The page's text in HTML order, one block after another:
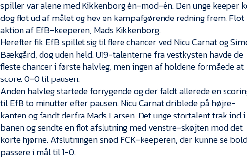
spiller var alene med Kikkenborg én-mod-én. Den unge keeper
dog flot ud af målet og hev en kampafgørende redning frem. Flot
aktion af EfB-keeperen, Mads Kikkenborg.
Herefter fik EfB spillet sig til flere chancer ved Nicu Carnat og
Bækgård, dog uden held. U19-talenterne fra vestkysten havde de
fleste chancer i første halvleg, men ingen af holdene formåede at
score. 0-0 til pausen.
Anden halvleg startede forrygende og der faldt allerede en
til EfB to minutter efter pausen. Nicu Carnat driblede på højre-
kanten og fandt derfra Mads Larsen. Det unge stortalent trak ind i
banen og sendte en flot afslutning med venstre-skøjten mod det
korte hjørne. Afslutningen snød FCK-keeperen, der kunne se
passere i mål til 1-0.